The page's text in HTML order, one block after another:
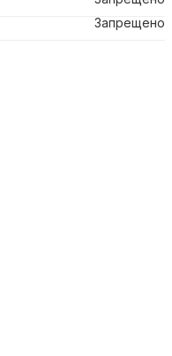
Запрещено